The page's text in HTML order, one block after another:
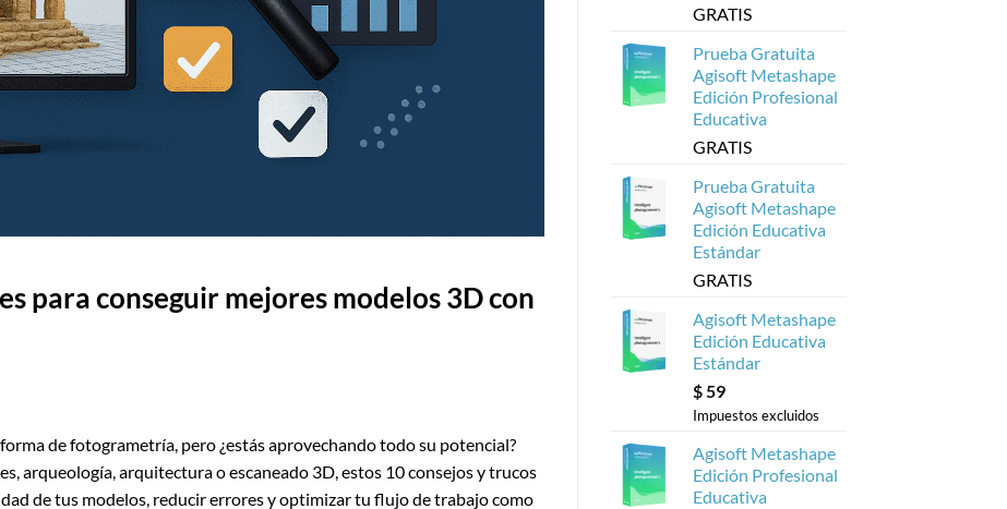
para conseguir mejores modelos 3D con
de fotogrametría, pero ¿estás aprovechando todo su potencial?
arqueología, arquitectura o escaneado 3D, estos 10 consejos y trucos
de tus modelos, reducir errores y optimizar tu flujo de trabajo como
GRATIS
Prueba Gratuita
Agisoft Metashape
Edición Profesional
Educativa
GRATIS
Prueba Gratuita
Agisoft Metashape
Edición Educativa
Estándar
GRATIS
Agisoft Metashape
Edición Educativa
Estándar
$59
Impuestos excluidos
Agisoft Metashape
Edición Profesional
Educativa